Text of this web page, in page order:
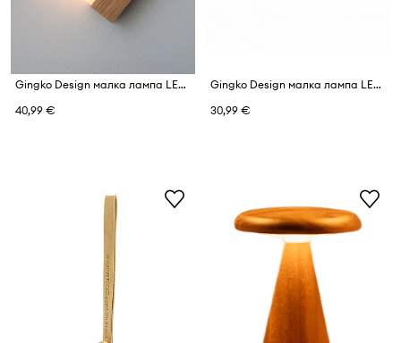
Gingko Design малка лампа LED от орехова дървесина 8 x 2,5 x 6,6 cm
40,99 €
Gingko Design малка лампа LED от пластмаса 9 x 7 x 2 cm
30,99 €